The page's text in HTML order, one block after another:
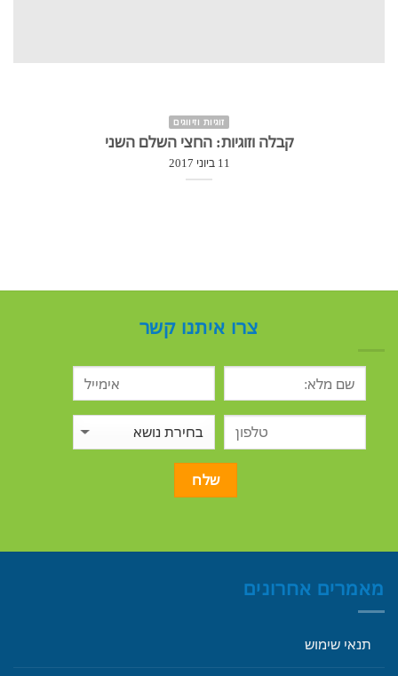
זוגיות וזיווגים
קבלה וזוגיות: החצי השלם השני
11 ביוני 2017
צרו איתנו קשר
מאמרים אחרונים
תנאי שימוש